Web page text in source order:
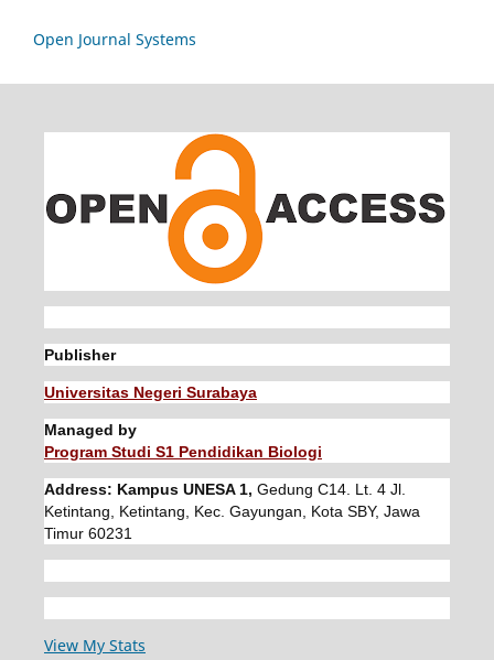
Open Journal Systems
Publisher
Universitas Negeri Surabaya
Managed by
Program Studi S1 Pendidikan Biologi
Address: Kampus UNESA 1, Gedung C14. Lt. 4 Jl.
Ketintang, Ketintang, Kec. Gayungan, Kota SBY, Jawa
Timur 60231
View My Stats